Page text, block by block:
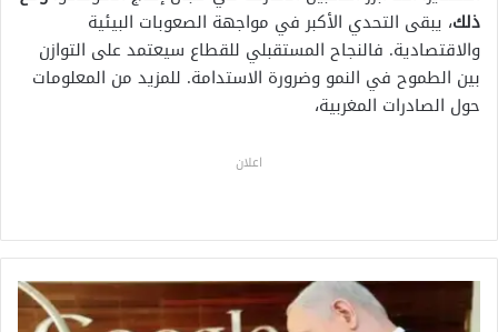
ذلك، يبقى التحدي الأكبر في مواجهة الصعوبات البيئية
والاقتصادية. فالنجاح المستقبلي للقطاع سيعتمد على التوازن
بين الطموح في النمو وضرورة الاستدامة. للمزيد من المعلومات
حول الصادرات المغربية،
اعلان
ج
و